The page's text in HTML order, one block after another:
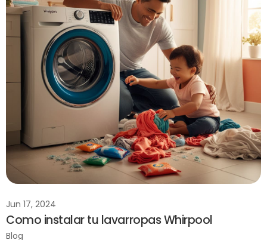
Jun 17, 2024
Como instalar tu lavarropas Whirpool
Blog